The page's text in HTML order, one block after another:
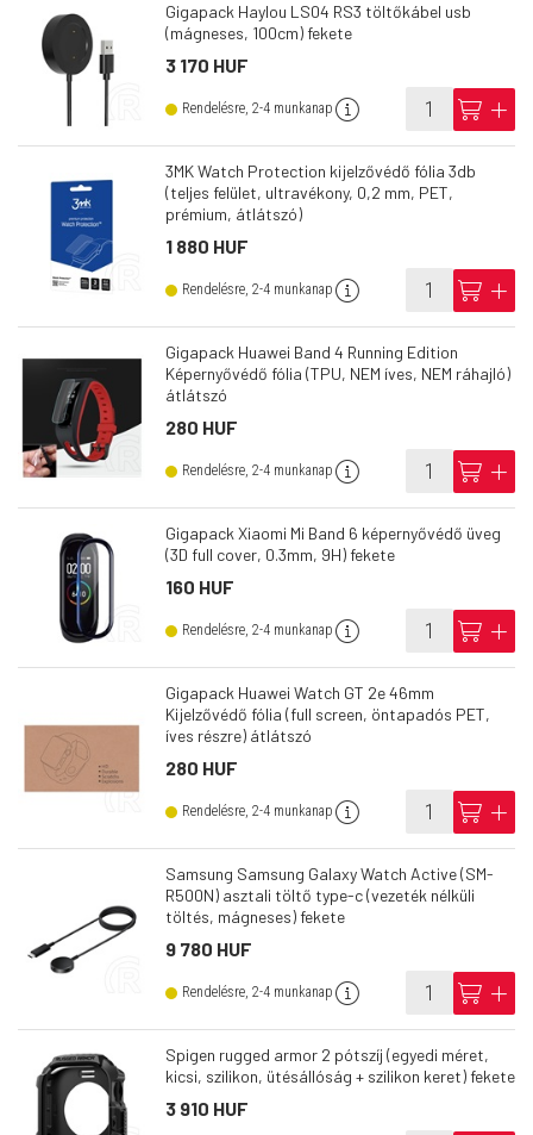
Gigapack Haylou LS04 RS3 töltőkábel usb
(mágneses, 100cm) fekete
3 170 HUF
Rendelésre, 2-4 munkanap info cart add
3MK Watch Protection kijelzővédő fólia 3db
(teljes felület, ultravékony, 0,2 mm, PET,
prémium, átlátszó)
1 880 HUF
Rendelésre, 2-4 munkanap info cart add
Gigapack Huawei Band 4 Running Edition
Képernyővédő fólia (TPU, NEM íves, NEM ráhajló)
átlátszó
280 HUF
Rendelésre, 2-4 munkanap info cart add
Gigapack Xiaomi Mi Band 6 képernyővédő üveg
(3D full cover, 0.3mm, 9H) fekete
160 HUF
Rendelésre, 2-4 munkanap info cart add
Gigapack Huawei Watch GT 2e 46mm
Kijelzővédő fólia (full screen, öntapadós PET,
íves részre) átlátszó
280 HUF
Rendelésre, 2-4 munkanap info cart add
Samsung Samsung Galaxy Watch Active (SM-
R500N) asztali töltő type-c (vezeték nélküli
töltés, mágneses) fekete
9 780 HUF
Rendelésre, 2-4 munkanap info cart add
Spigen rugged armor 2 pótszíj (egyedi méret,
kicsi, szilikon, ütésállóság + szilikon keret) fekete
3 910 HUF